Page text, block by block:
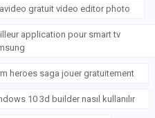
gratuit video editor photo
application pour smart tv
heroes saga jouer gratuitement
10 3d builder nasıl kullanılır